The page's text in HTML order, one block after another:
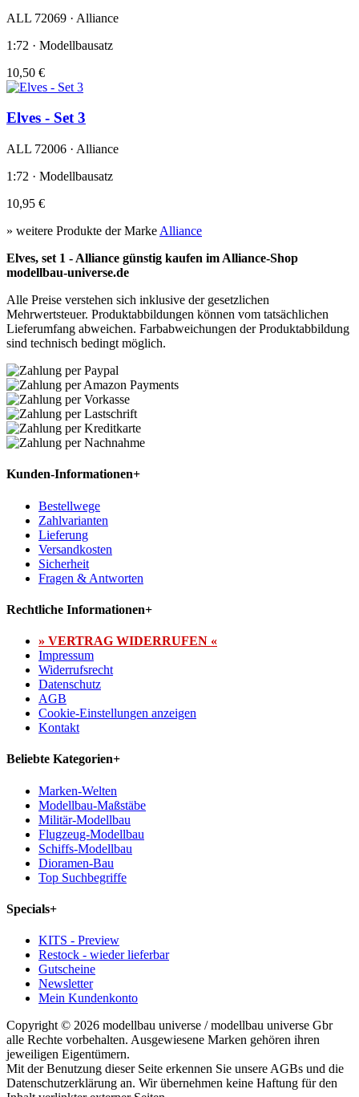
ALL 72069 · Alliance
1:72 · Modellbausatz
10,50 €
Elves - Set 3
ALL 72006 · Alliance
1:72 · Modellbausatz
10,95 €
» weitere Produkte der Marke Alliance
Elves, set 1 - Alliance günstig kaufen im Alliance-Shop
modellbau-universe.de
Alle Preise verstehen sich inklusive der gesetzlichen
Mehrwertsteuer. Produktabbildungen können vom tatsächlichen
Lieferumfang abweichen. Farbabweichungen der Produktabbildung
sind technisch bedingt möglich.
Kunden-Informationen+
Bestellwege
Zahlvarianten
Lieferung
Versandkosten
Sicherheit
Fragen & Antworten
Rechtliche Informationen+
» VERTRAG WIDERRUFEN «
Impressum
Widerrufsrecht
Datenschutz
AGB
Cookie-Einstellungen anzeigen
Kontakt
Beliebte Kategorien+
Marken-Welten
Modellbau-Maßstäbe
Militär-Modellbau
Flugzeug-Modellbau
Schiffs-Modellbau
Dioramen-Bau
Top Suchbegriffe
Specials+
KITS - Preview
Restock - wieder lieferbar
Gutscheine
Newsletter
Mein Kundenkonto
Copyright © 2026 modellbau universe / modellbau universe Gbr
alle Rechte vorbehalten. Ausgewiesene Marken gehören ihren
jeweiligen Eigentümern.
Mit der Benutzung dieser Seite erkennen Sie unsere AGBs und die
Datenschutzerklärung an. Wir übernehmen keine Haftung für den